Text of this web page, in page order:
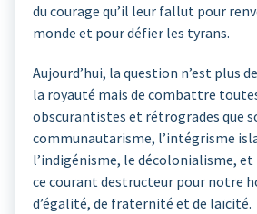
du courage qu’il leur fallut pour
monde et pour défier les tyrans.
Aujourd’hui, la question n’est plus
la royauté mais de combattre
obscurantistes et rétrogrades que
communautarisme, l’intégrisme
l’indigénisme, le décolonialisme,
ce courant destructeur pour notre
d’égalité, de fraternité et de laïcité.